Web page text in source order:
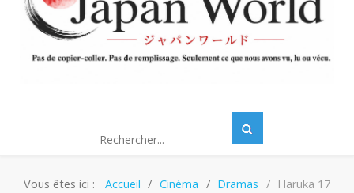
Vous êtes ici : Accueil Cinéma Dramas Haruka 17